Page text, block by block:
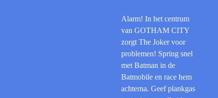
Alarm! In het centrum
van GOTHAM CITY
zorgt The Joker voor
problemen! Spring snel
met Batman in de
Batmobile en race hem
achterna. Geef plankgas